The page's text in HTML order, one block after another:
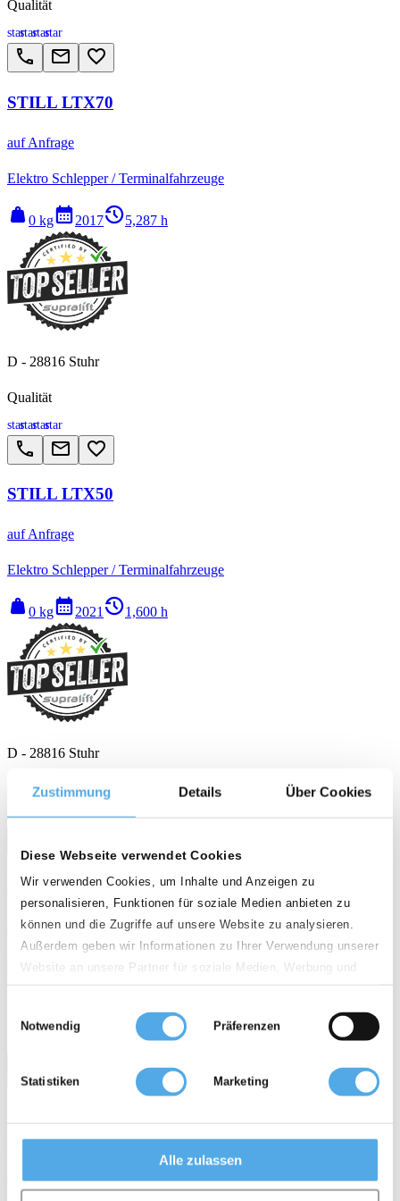
Zustimmung Details Über Cookies
Diese Webseite verwendet Cookies
Wir verwenden Cookies, um Inhalte und Anzeigen zu
personalisieren, Funktionen für soziale Medien anbieten zu
können und die Zugriffe auf unsere Website zu analysieren.
Außerdem geben wir Informationen zu Ihrer Verwendung unserer
Website an unsere Partner für soziale Medien, Werbung und
Analysen weiter. Unsere Partner führen diese Informationen
möglicherweise mit weiteren Daten zusammen, die Sie ihnen
bereitgestellt haben oder die sie im Rahmen Ihrer Nutzung der
Notwendig Präferenzen
Statistiken Marketing
Alle zulassen
Qualität
starstarstarstar
call email favorite_border
STILL LTX70
auf Anfrage
Elektro Schlepper / Terminalfahrzeuge
weight 0 kgcalendar_month2017history_25,287 h
D - 28816 Stuhr
Qualität
starstarstarstar
call email favorite_border
STILL LTX50
auf Anfrage
Elektro Schlepper / Terminalfahrzeuge
weight 0 kgcalendar_month2021 history_21,600 h
D - 28816 Stuhr
Qualität
starstarstarstar
STILL LTX50
auf Anfrage
Elektro Schlepper / Terminalfahrzeuge
D - 28816 Stuhr
Qualität